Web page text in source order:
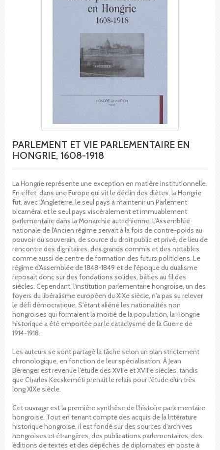
PARLEMENT ET VIE PARLEMENTAIRE EN
HONGRIE, 1608-1918
La Hongrie représente une exception en matière institutionnelle.
En effet, dans une Europe qui vit le déclin des diètes, la Hongrie
fut, avec l'Angleterre, le seul pays à maintenir un Parlement
bicaméral et le seul pays viscéralement et immuablement
parlementaire dans la Monarchie autrichienne. L'Assemblée
nationale de l'Ancien régime servait à la fois de contre-poids au
pouvoir du souverain, de source du droit public et privé, de lieu de
rencontre des dignitaires, des grands commis et des notables
comme aussi de centre de formation des futurs politiciens. Le
régime d'Assemblée de 1848-1849 et de l'époque du dualisme
reposait donc sur des fondations solides, bâties au fil des
siècles. Cependant, l'institution parlementaire hongroise, un des
foyers du libéralisme européen du XIXe siècle, n'a pas su relever
le défi démocratique. S'étant aliéné les nationalités non
hongroises qui formaient la moitié de la population, la Hongrie
historique a été emportée par le cataclysme de la Guerre de
1914-1918.
Les auteurs se sont partagé la tâche selon un plan strictement
chronologique, en fonction de leur spécialisation. À Jean
Bérenger est revenue l'étude des XVIIe et XVIIIe siècles, tandis
que Charles Kecskeméti prenait le relais pour l'étude d'un très
long XIXe siècle.
Cet ouvrage est la première synthèse de l'histoire parlementaire
hongroise. Tout en tenant compte des acquis de la littérature
historique hongroise, il est fondé sur des sources d'archives
hongroises et étrangères, des publications parlementaires, des
éditions de textes et des dépêches de diplomates en poste à